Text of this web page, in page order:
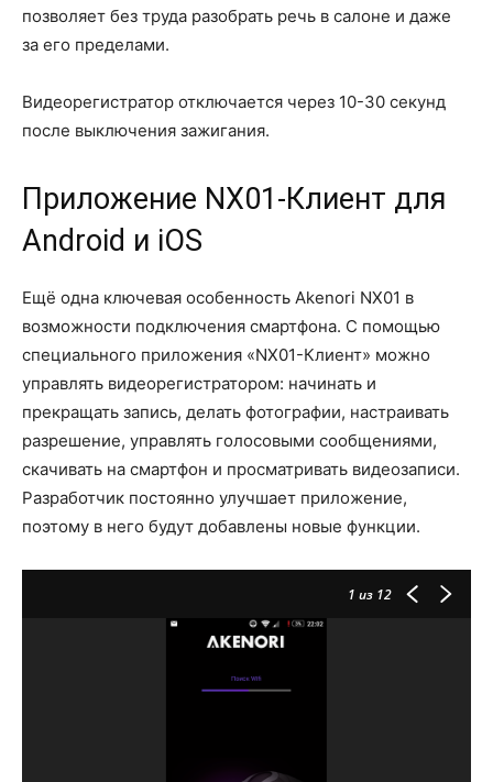
позволяет без труда разобрать речь в салоне и даже
за его пределами.
Видеорегистратор отключается через 10-30 секунд
после выключения зажигания.
Приложение NX01-Клиент для
Android и iOS
Ещё одна ключевая особенность Akenori NX01 в
возможности подключения смартфона. С помощью
специального приложения «NX01-Клиент» можно
управлять видеорегистратором: начинать и
прекращать запись, делать фотографии, настраивать
разрешение, управлять голосовыми сообщениями,
скачивать на смартфон и просматривать видеозаписи.
Разработчик постоянно улучшает приложение,
поэтому в него будут добавлены новые функции.
1 из 12